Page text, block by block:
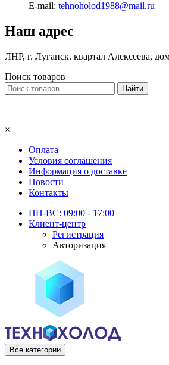
E-mail: tehnoholod1988@mail.ru
Наш адрес
ЛНР, г. Луганск. квартал Алексеева,
Поиск товаров
×
Оплата
Условия соглашения
Информация о доставке
Новости
Контакты
ПН-ВС: 09:00 - 17:00
Клиент-центр
Регистрация
Авторизация
Все категории